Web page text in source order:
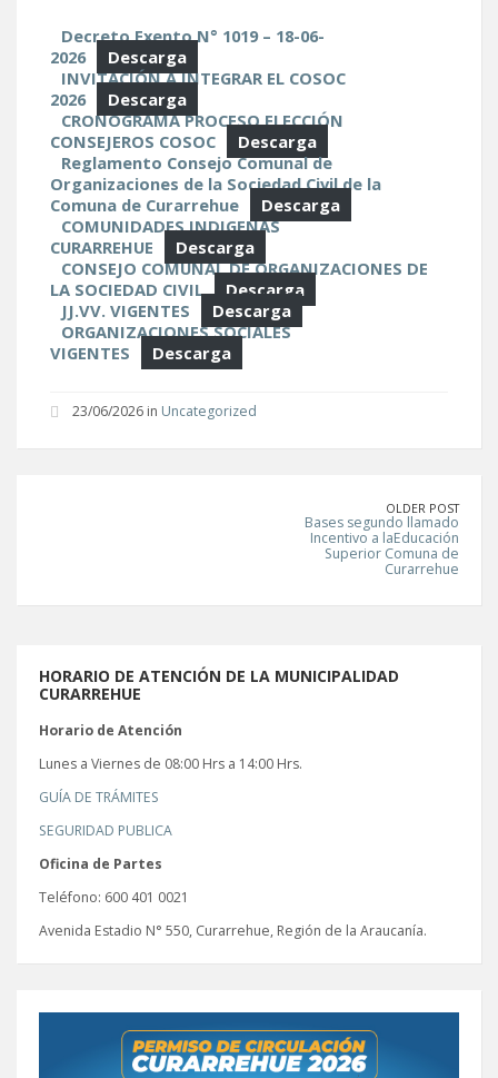
Decreto Exento N° 1019 – 18-06-
2026
Descarga
INVITACIÓN A INTEGRAR EL COSOC
2026
Descarga
CRONOGRAMA PROCESO ELECCIÓN
CONSEJEROS COSOC
Descarga
Reglamento Consejo Comunal de
Organizaciones de la Sociedad Civil de la
Comuna de Curarrehue
Descarga
COMUNIDADES INDIGENAS
CURARREHUE
Descarga
CONSEJO COMUNAL DE ORGANIZACIONES DE
LA SOCIEDAD CIVIL
Descarga
JJ.VV. VIGENTES
Descarga
ORGANIZACIONES SOCIALES
VIGENTES
Descarga
23/06/2026 in Uncategorized
OLDER POST
Bases segundo llamado
Incentivo a laEducación
Superior Comuna de
Curarrehue
HORARIO DE ATENCIÓN DE LA MUNICIPALIDAD
CURARREHUE
Horario de Atención
Lunes a Viernes de 08:00 Hrs a 14:00 Hrs.
GUÍA DE TRÁMITES
SEGURIDAD PUBLICA
Oficina de Partes
Teléfono: 600 401 0021
Avenida Estadio N° 550, Curarrehue, Región de la Araucanía.